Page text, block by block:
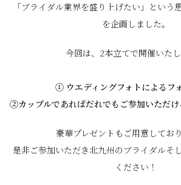
「ブライダル業界を盛り上げたい」という
を企画しました。
今回は、2本立てで開催いたし
① ウエディングフォトによるフ
②カップルであればだれでもご参加いただけ
豪華プレゼントもご用意してお
是非ご参加いただき北九州のブライダルそ
ください！